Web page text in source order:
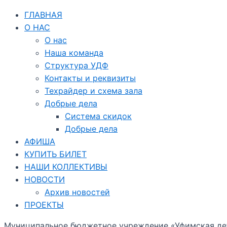
ГЛАВНАЯ
О НАС
О нас
Наша команда
Структура УДФ
Контакты и реквизиты
Техрайдер и схема зала
Добрые дела
Система скидок
Добрые дела
АФИША
КУПИТЬ БИЛЕТ
НАШИ КОЛЛЕКТИВЫ
НОВОСТИ
Архив новостей
ПРОЕКТЫ